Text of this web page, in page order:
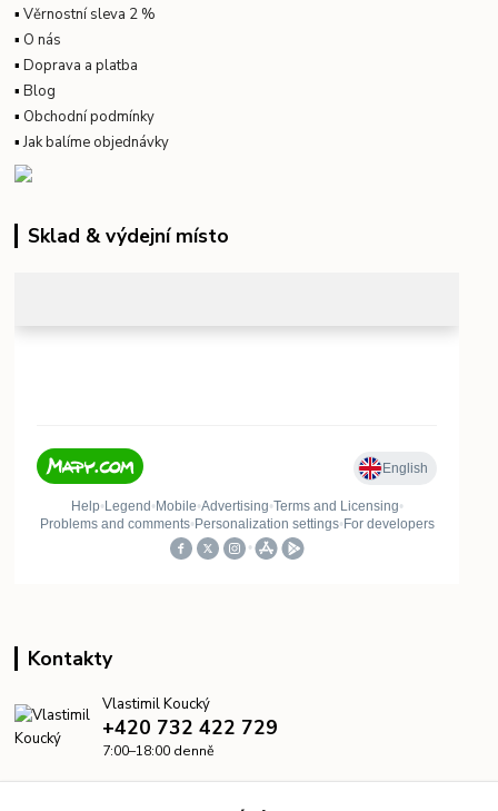
▪Věrnostní sleva 2 %
▪ O nás
▪Doprava a platba
▪Blog
▪ Obchodní podmínky
▪Jak balíme objednávky
Sklad & výdejní místo
Kontakty
Vlastimil Koucký
+420 732 422 729
7:00–18:00 denně